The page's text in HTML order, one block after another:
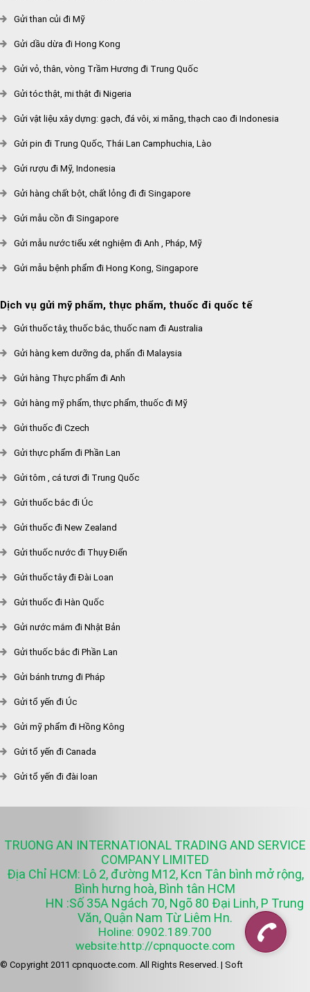
Gửi than củi đi Mỹ
Gửi dầu dừa đi Hong Kong
Gửi vỏ, thân, vòng Trầm Hương đi Trung Quốc
Gửi tóc thật, mi thật đi Nigeria
Gửi vật liệu xây dựng: gạch, đá vôi, xi măng, thạch cao đi Indonesia
Gửi pin đi Trung Quốc, Thái Lan Camphuchia, Lào
Gửi rượu đi Mỹ, Indonesia
Gửi hàng chất bột, chất lỏng đi đi Singapore
Gửi mẫu cồn đi Singapore
Gửi mẫu nước tiểu xét nghiệm đi Anh , Pháp, Mỹ
Gửi mẫu bệnh phẩm đi Hong Kong, Singapore
Dịch vụ gửi mỹ phẩm, thực phẩm, thuốc đi quốc tế
Gửi thuốc tây, thuốc bắc, thuốc nam đi Australia
Gửi hàng kem dưỡng da, phấn đi Malaysia
Gửi hàng Thực phẩm đi Anh
Gửi hàng mỹ phẩm, thực phẩm, thuốc đi Mỹ
Gửi thuốc đi Czech
Gửi thực phẩm đi Phần Lan
Gửi tôm , cá tươi đi Trung Quốc
Gửi thuốc bắc đi Úc
Gửi thuốc đi New Zealand
Gửi thuốc nước đi Thụy Điển
Gửi thuốc tây đi Đài Loan
Gửi thuốc đi Hàn Quốc
Gửi nước mắm đi Nhật Bản
Gửi thuốc bắc đi Phần Lan
Gửi bánh trưng đi Pháp
Gửi tổ yến đi Úc
Gửi mỹ phẩm đi Hồng Kông
Gửi tổ yến đi Canada
Gửi tổ yến đi đài loan
TRUONG AN INTERNATIONAL TRADING AND SERVICE
COMPANY LIMITED
Địa Chỉ HCM: Lô 2, đường M12, Kcn Tân bình mở rộng,
Bình hưng hoà, Bình tân HCM
HN :Số 35A Ngách 70, Ngõ 80 Đại Linh, P Trung
Văn, Quận Nam Từ Liêm Hn.
Holine: 0902.189.700
website:http://cpnquocte.com
© Copyright 2011 cpnquocte.com. All Rights Reserved. | Soft